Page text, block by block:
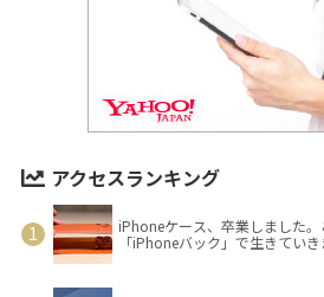
アクセスランキング
iPhoneケース、卒業しました
「iPhoneバック」で生きていき